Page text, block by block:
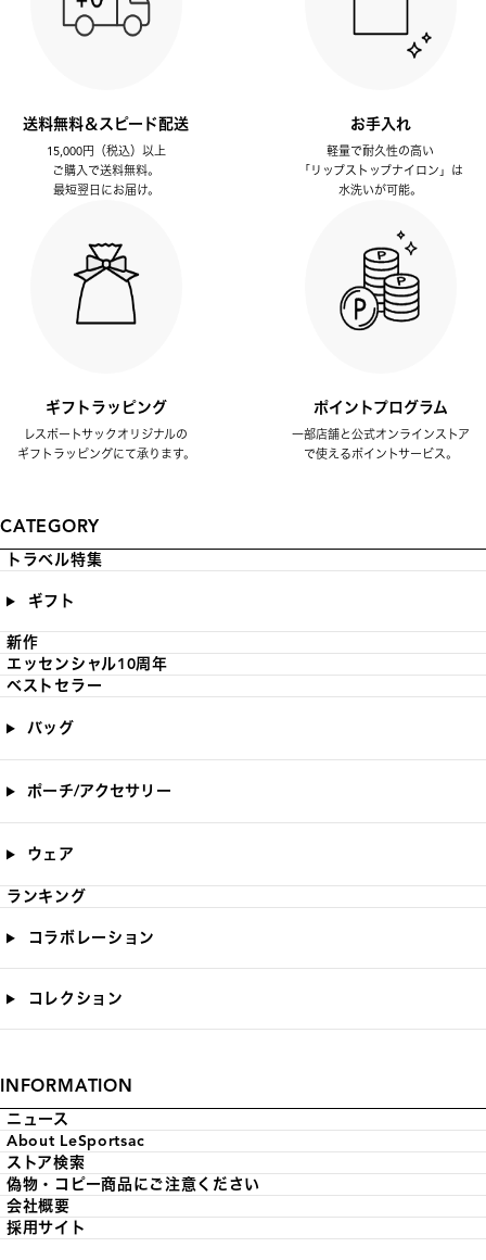
送料無料＆スピード配送
15,000円（税込）以上
ご購入で送料無料。
最短翌日にお届け。
お手入れ
軽量で耐久性の高い
「リップストップナイロン」は
水洗いが可能。
ギフトラッピング
レスポートサックオリジナルの
ギフトラッピングにて承ります。
ポイントプログラム
一部店舗と公式オンラインストア
で使えるポイントサービス。
CATEGORY
トラベル特集
ギフト
新作
エッセンシャル10周年
ベストセラー
バッグ
ポーチ/アクセサリー
ウェア
ランキング
コラボレーション
コレクション
INFORMATION
ニュース
About LeSportsac
ストア検索
偽物・コピー商品にご注意ください
会社概要
採用サイト